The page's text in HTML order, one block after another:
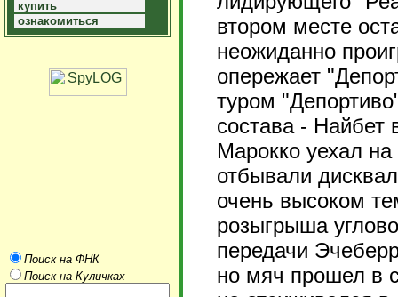
купить
ознакомиться
Поиск на ФНК
Поиск на Куличках
втором месте
неожиданно
опережает
туром
состава - Найбет
Марокко уехал
отбывали
очень высоком
розыгрыша
передачи
но мяч прошел в